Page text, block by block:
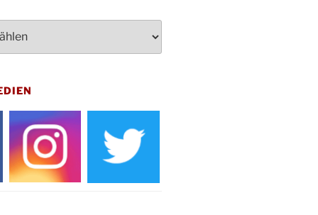
des Honterus Chors im
um 19:00 Uhr
im Ev. Gemeindehaus von